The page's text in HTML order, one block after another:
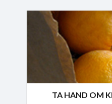
TA HAND OM